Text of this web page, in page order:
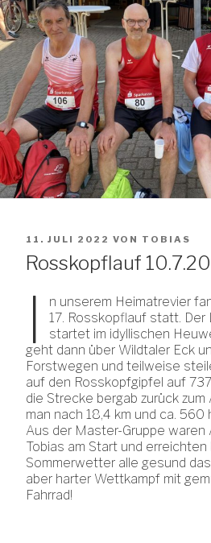
VERÖFFENTLICHT
AM
11. JULI 2022 VON TOBIAS
Rosskopflauf
I
n unserem Heimatrevier
17. Rosskopflauf statt.
startet im idyllischen
geht dann über Wildtaler Eck
Forstwegen und teilweise
auf den Rosskopfgipfel auf
die Strecke bergab zurück
man nach 18,4 km und ca. 560
Aus der Master-Gruppe waren
Tobias am Start und
Sommerwetter alle gesund
aber harter Wettkampf mit
Fahrrad!